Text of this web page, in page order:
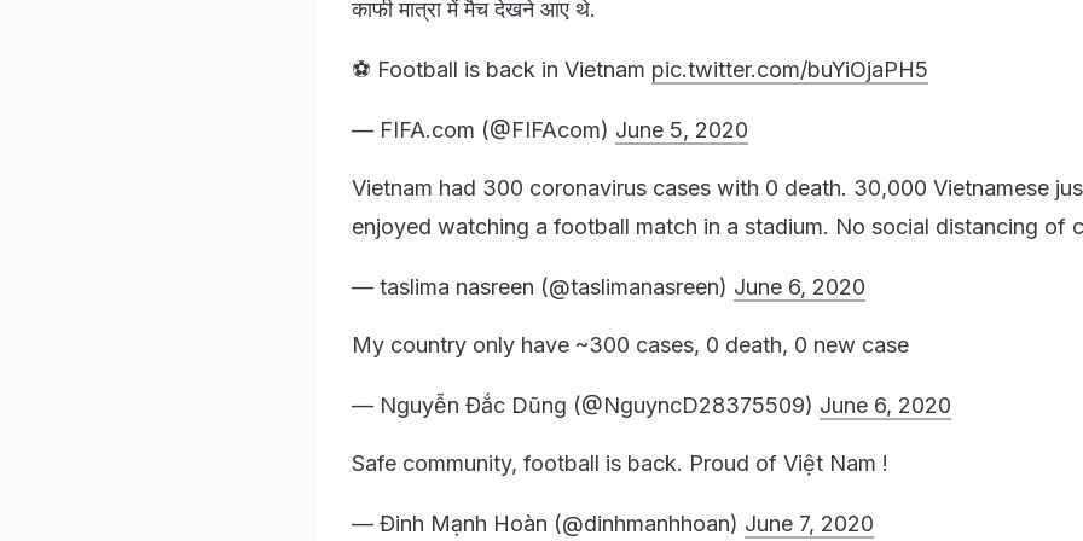
काफी मात्रा में मैच देखने आए थे.
⚽️ Football is back in Vietnam pic.twitter.com/buYiOjaPH5
— FIFA.com (@FIFAcom) June 5, 2020
Vietnam had 300 coronavirus cases with 0 death. 30,000 Vietnamese
enjoyed watching a football match in a stadium. No social distancing of
— taslima nasreen (@taslimanasreen) June 6, 2020
My country only have ~300 cases, 0 death, 0 new case
— Nguyễn Đắc Dũng (@NguyncD28375509) June 6, 2020
Safe community, football is back. Proud of Việt Nam !
— Đinh Mạnh Hoàn (@dinhmanhhoan) June 7, 2020